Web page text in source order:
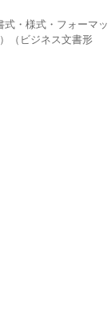
・様式・フォーマッ
（ビジネス文書形